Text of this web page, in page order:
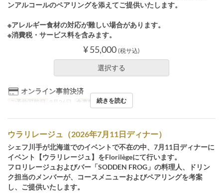
ンアルコールのペアリングを添えてご提供いたします。
※アレルギー食材の対応が難しい場合があります。
※消費税・サービス料を含みます。
¥ 55,000 (税サ込)
選択する
オンライン事前決済
ご予約可能日 8月26日 食事時間 ランチ
続きを読む
ウラリレージュ（2026年7月11日ディナー）
シェフ川手が北海道でのイベントで不在の中、7月11日ディナーに
イベント【ウラリレージュ】をFlorilègeにて行います。
フロリレージュおよびバー「SODDEN FROG」の料理人、ドリン
ク担当のメンバーが、コースメニューおよびペアリングを考案
し、ご提供いたします。